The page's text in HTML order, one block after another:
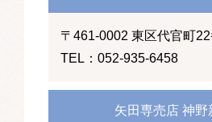
〒461-0002 東区代官町
TEL：052-935-6458
矢田専売店 神野